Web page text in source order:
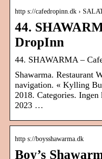
http s://cafedropinn.dk ›
44.
DropInn
44. SHAWARMA –
Shawarma. Restaurant
navigation. « Kylling
2018. Categories.
2023 …
http s://boysshawarma.dk
Boy’s